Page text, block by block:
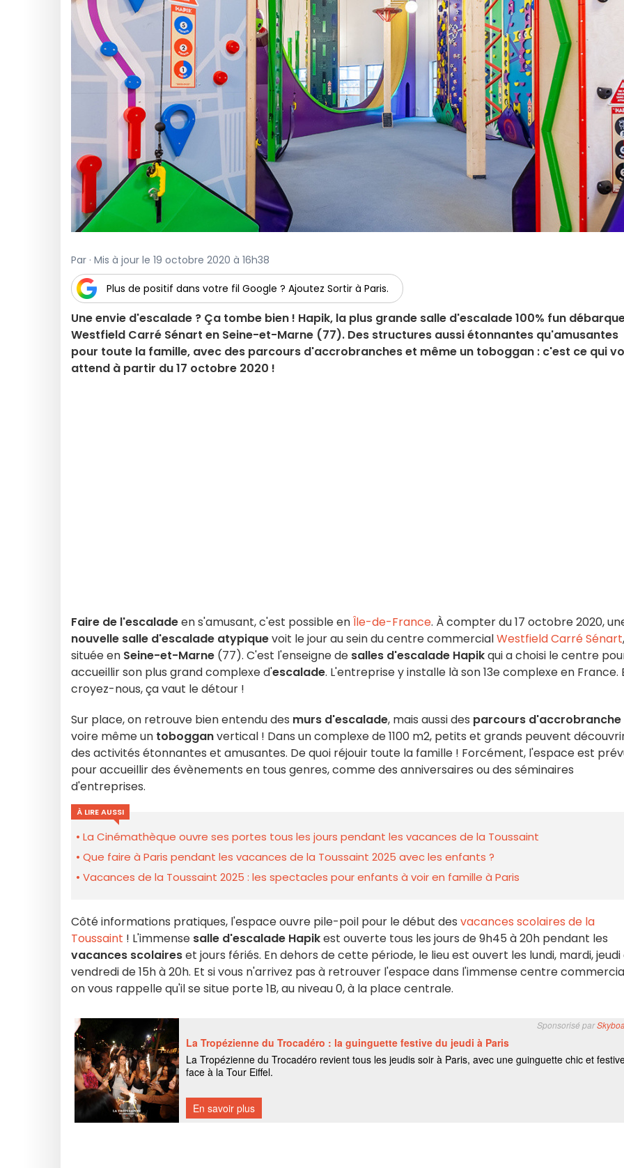
Par · Mis à jour le 19 octobre 2020 à 16h38
Plus de positif dans votre fil Google ? Ajoutez Sortir à Paris.
Une envie d'escalade ? Ça tombe bien ! Hapik, la plus grande salle d'escalade 100% fun
Westfield Carré Sénart en Seine-et-Marne (77). Des structures aussi étonnantes qu'amusantes
pour toute la famille, avec des parcours d'accrobranches et même un toboggan : c'est ce qui
attend à partir du 17 octobre 2020 !
Faire de l'escaladeen s'amusant, c'est possible enÎle-de-France. À compter du 17 octobre 2020,
nouvelle salle d'escalade atypiquevoit le jour au sein du centre commercialWestfield Carré Sénart,
située en Seine-et-Marne (77). C'est l'enseigne de salles d'escalade Hapikqui a choisi le centre
accueillir son plus grand complexe d'escalade. L'entreprise y installe là son 13e complexe en France.
croyez-nous, ça vaut le détour !
Sur place, on retrouve bien entendu des murs d'escalade, mais aussi des parcours d'accrobranche
voire même un tobogganvertical ! Dans un complexe de 1100 m2, petits et grands peuvent
des activités étonnantes et amusantes. De quoi réjouir toute la famille ! Forcément, l'espace est
pour accueillir des évènements en tous genres, comme des anniversaires ou des séminaires
d'entreprises.
À LIRE AUSSI
La Cinémathèque ouvre ses portes tous les jours pendant les vacances de la Toussaint
Que faire à Paris pendant les vacances de la Toussaint 2025 avec les enfants ?
Vacances de la Toussaint 2025 : les spectacles pour enfants à voir en famille à Paris
Côté informations pratiques, l'espace ouvre pile-poil pour le début des vacances scolaires de la
Toussaint ! L'immense salle d'escalade Hapikest ouverte tous les jours de 9h45 à 20h pendant les
vacances scolaireset jours fériés. En dehors de cette période, le lieu est ouvert les lundi, mardi, jeudi
vendredi de 15h à 20h. Et si vous n'arrivez pas à retrouver l'espace dans l'immense centre
on vous rappelle qu'il se situe porte 1B, au niveau 0, à la place centrale.